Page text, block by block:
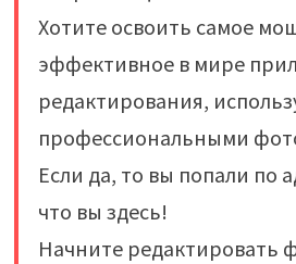
Хотите освоить самое
эффективное в мире
редактирования,
профессиональными
Если да, то вы попали по
что вы здесь!
Начните редактировать